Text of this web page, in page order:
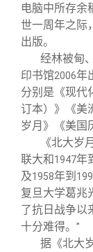
电脑中所存余
世一周年之际
出版。
经林被甸
印书馆2006年
分别是《现代
订本）》《美
岁月》《美国
《北大岁
联大和1947年
及1958年到
复旦大学葛兆
了抗日战争以
十分难得。 ”
据《北大